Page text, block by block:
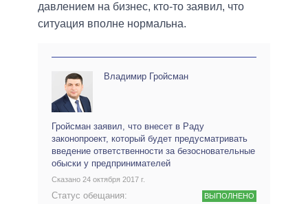
давлением на бизнес, кто-то заявил, что
ситуация вполне нормальна.
Владимир Гройсман
Гройсман заявил, что внесет в Раду
законопроект, который будет предусматривать
введение ответственности за безосновательные
обыски у предпринимателей
Сказано 24 октября 2017 г.
Статус обещания: ВЫПОЛНЕНО